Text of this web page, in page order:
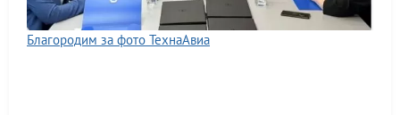
Благородим за фото ТехнаАвиа